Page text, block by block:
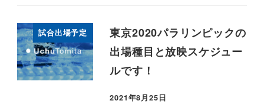
試合出場予定
東京2020パラリンピックの
出場種目と放映スケジュー
ルです！
2021年8月25日